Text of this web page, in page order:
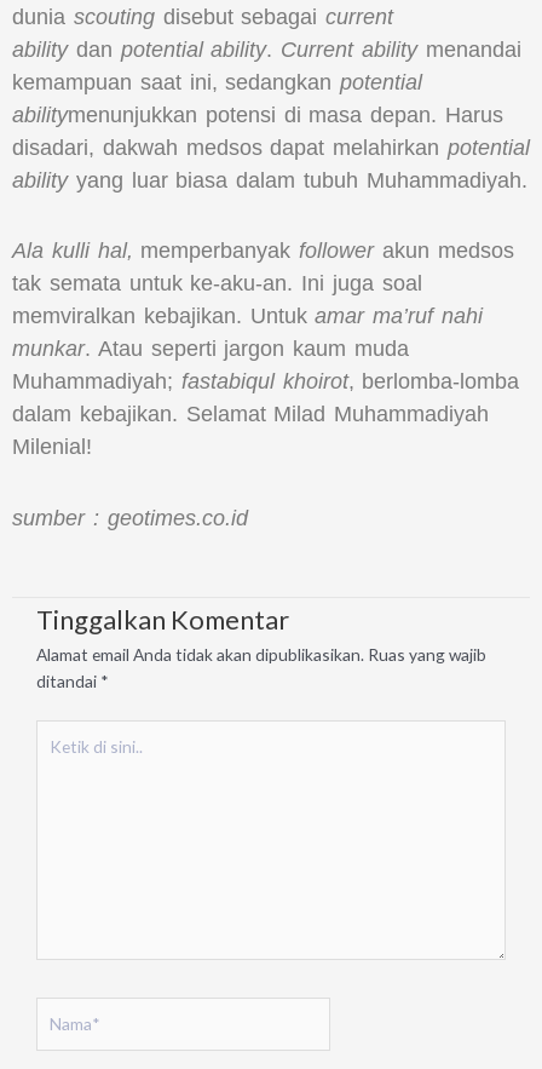
dunia scoutingdisebut sebagaicurrent
abilitydan potential ability. Current abilitymenandai
kemampuan saat ini, sedangkanpotential
abilitymenunjukkan potensi di masa depan. Harus
disadari, dakwah medsos dapat melahirkan potential
ability yang luar biasa dalam tubuh Muhammadiyah.
Ala kulli hal, memperbanyakfollower akun medsos
tak semata untuk ke-aku-an. Ini juga soal
memviralkan kebajikan. Untukamar ma’ruf nahi
munkar. Atau seperti jargon kaum muda
Muhammadiyah; fastabiqul khoirot, berlomba-lomba
dalam kebajikan. Selamat Milad Muhammadiyah
Milenial!
sumber : geotimes.co.id
Tinggalkan Komentar
Alamat email Anda tidak akan dipublikasikan. Ruas yang wajib
ditandai *